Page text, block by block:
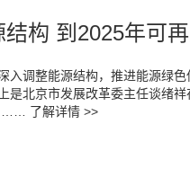
构 到2025年可
入调整能源结构，推进能源绿
是北京市发展改革委主任谈绪
…… 了解详情 >>